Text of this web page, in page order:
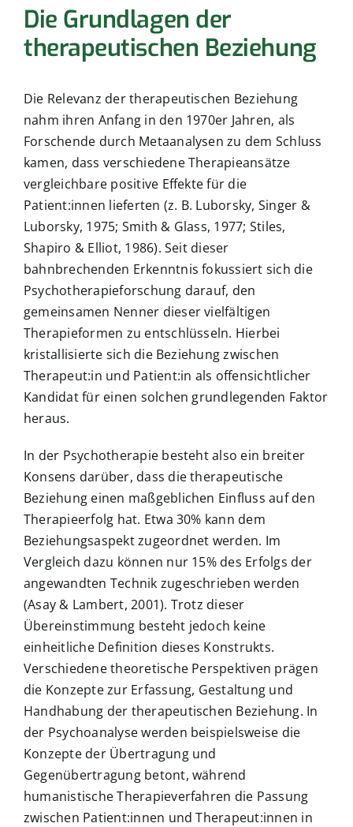
Die Grundlagen der
therapeutischen Beziehung
Die Relevanz der therapeutischen Beziehung
nahm ihren Anfang in den 1970er Jahren, als
Forschende durch Metaanalysen zu dem Schluss
kamen, dass verschiedene Therapieansätze
vergleichbare positive Effekte für die
Patient:innen lieferten (z. B. Luborsky, Singer &
Luborsky, 1975; Smith & Glass, 1977; Stiles,
Shapiro & Elliot, 1986). Seit dieser
bahnbrechenden Erkenntnis fokussiert sich die
Psychotherapieforschung darauf, den
gemeinsamen Nenner dieser vielfältigen
Therapieformen zu entschlüsseln. Hierbei
kristallisierte sich die Beziehung zwischen
Therapeut:in und Patient:in als offensichtlicher
Kandidat für einen solchen grundlegenden Faktor
heraus.
In der Psychotherapie besteht also ein breiter
Konsens darüber, dass die therapeutische
Beziehung einen maßgeblichen Einfluss auf den
Therapieerfolg hat. Etwa 30% kann dem
Beziehungsaspekt zugeordnet werden. Im
Vergleich dazu können nur 15% des Erfolgs der
angewandten Technik zugeschrieben werden
(Asay & Lambert, 2001). Trotz dieser
Übereinstimmung besteht jedoch keine
einheitliche Definition dieses Konstrukts.
Verschiedene theoretische Perspektiven prägen
die Konzepte zur Erfassung, Gestaltung und
Handhabung der therapeutischen Beziehung. In
der Psychoanalyse werden beispielsweise die
Konzepte der Übertragung und
Gegenübertragung betont, während
humanistische Therapieverfahren die Passung
zwischen Patient:innen und Therapeut:innen in